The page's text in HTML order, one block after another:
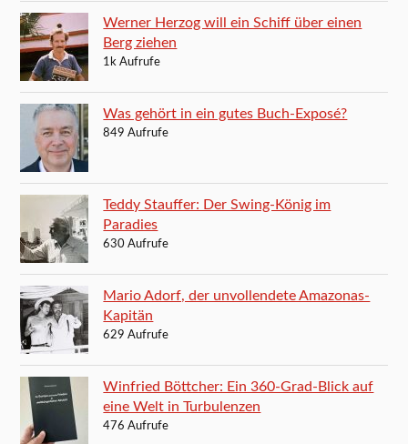
Werner Herzog will ein Schiff über einen
Berg ziehen
1k Aufrufe
Was gehört in ein gutes Buch-Exposé?
849 Aufrufe
Teddy Stauffer: Der Swing-König im
Paradies
630 Aufrufe
Mario Adorf, der unvollendete Amazonas-
Kapitän
629 Aufrufe
Winfried Böttcher: Ein 360-Grad-Blick auf
eine Welt in Turbulenzen
476 Aufrufe